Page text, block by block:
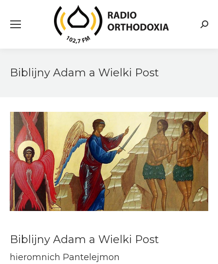
Biblijny Adam a Wielki Post
Biblijny Adam a Wielki Post
hieromnich Pantelejmon